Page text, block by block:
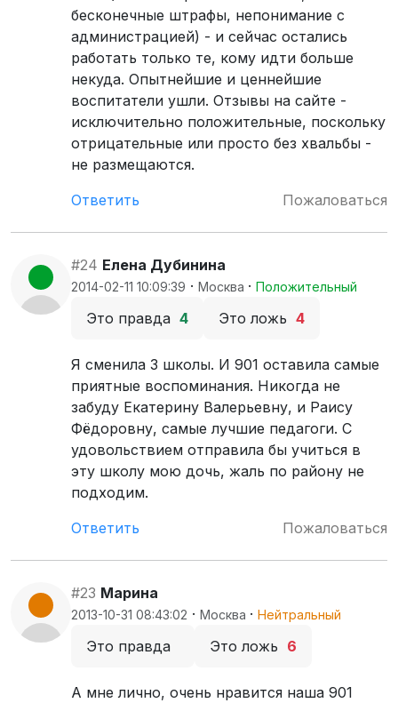
бесконечные штрафы, непонимание с
администрацией) - и сейчас остались
работать только те, кому идти больше
некуда. Опытнейшие и ценнейшие
воспитатели ушли. Отзывы на сайте -
исключительно положительные, поскольку
отрицательные или просто без хвальбы -
не размещаются.
Ответить
Пожаловаться
#24 Елена Дубинина
2014-02-11 10:09:39 · Москва · Положительный
Это правда 4 Это ложь 4
Я сменила 3 школы. И 901 оставила самые
приятные воспоминания. Никогда не
забуду Екатерину Валерьевну, и Раису
Фёдоровну, самые лучшие педагоги. С
удовольствием отправила бы учиться в
эту школу мою дочь, жаль по району не
подходим.
Ответить
Пожаловаться
#23 Марина
2013-10-31 08:43:02 · Москва · Нейтральный
Это правда Это ложь 6
А мне лично, очень нравится наша 901